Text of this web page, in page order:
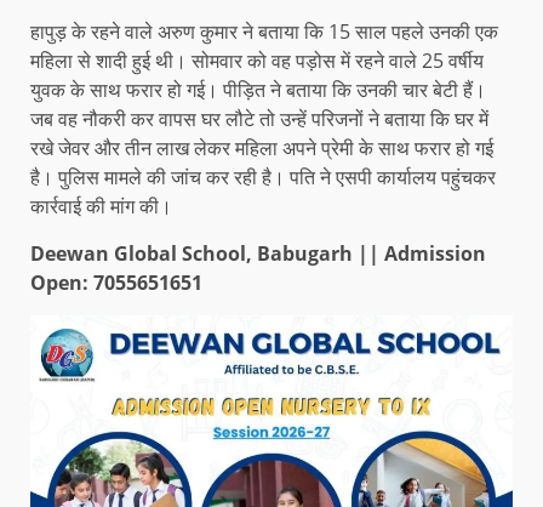
हापुड़ के रहने वाले अरुण कुमार ने बताया कि 15 साल पहले उनकी एक
महिला से शादी हुई थी। सोमवार को वह पड़ोस में रहने वाले 25 वर्षीय
युवक के साथ फरार हो गई। पीड़ित ने बताया कि उनकी चार बेटी हैं।
जब वह नौकरी कर वापस घर लौटे तो उन्हें परिजनों ने बताया कि घर में
रखे जेवर और तीन लाख लेकर महिला अपने प्रेमी के साथ फरार हो गई
है। पुलिस मामले की जांच कर रही है। पति ने एसपी कार्यालय पहुंचकर
कार्रवाई की मांग की।
Deewan Global School, Babugarh || Admission
Open: 7055651651